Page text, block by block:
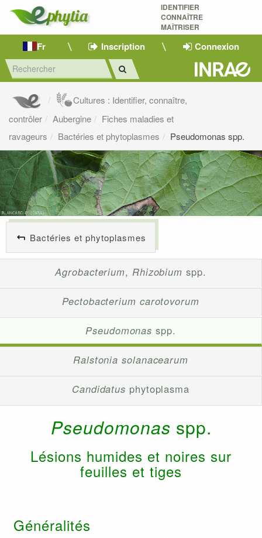
IDENTIFIER
CONNAÎTRE
MAÎTRISER
Fr Inscription Connexion
Cultures : Identifier, connaître,
contrôler
Aubergine
Fiches maladies et
ravageurs
Bactéries et phytoplasmes Pseudomonas spp.
Bactéries et phytoplasmes
Agrobacterium, Rhizobium spp.
Pectobacterium carotovorum
Pseudomonas spp.
Ralstonia solanacearum
Candidatus phytoplasma
Pseudomonas spp.
Lésions humides et noires sur
feuilles et tiges
Généralités